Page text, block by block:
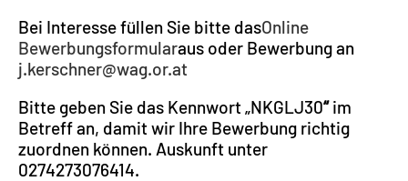
Bei Interesse füllen Sie bitte dasOnline
Bewerbungsformularaus oder Bewerbung an
j.kerschner@wag.or.at
Bitte geben Sie das Kennwort „NKGLJ30“im
Betreff an, damit wir Ihre Bewerbung richtig
zuordnen können. Auskunft unter
0274273076414.